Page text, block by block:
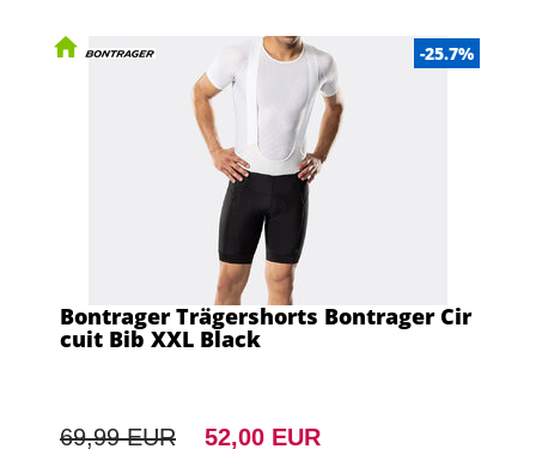
-25.7%
Bontrager Trägershorts Bontrager Cir
cuit Bib XXL Black
69,99 EUR 52,00 EUR